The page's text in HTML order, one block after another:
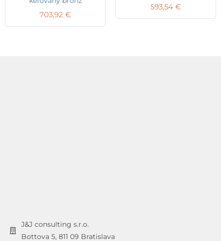
703,92 €
593,54 €
J&J consulting s.r.o.
Bottova 5, 811 09 Bratislava